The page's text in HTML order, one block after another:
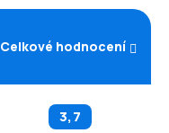
Celkové hodnocení
3,7